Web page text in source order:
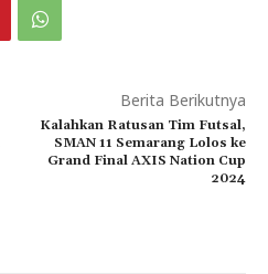
Berita Berikutnya
Kalahkan Ratusan Tim Futsal,
SMAN 11 Semarang Lolos ke
Grand Final AXIS Nation Cup
2024